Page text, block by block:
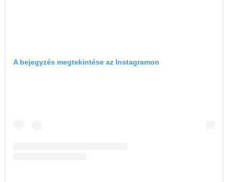
A bejegyzés megtekintése az Instagramon